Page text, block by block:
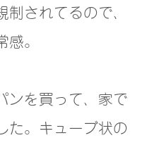
されてるので、
。
ンを買って、家で
た。キューブ状の